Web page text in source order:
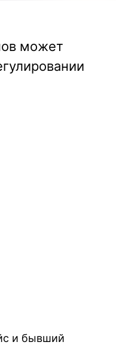
может
и бывший